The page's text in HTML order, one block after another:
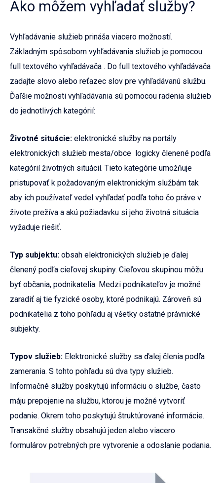
Ako môžem vyhľadať služby?
Vyhľadávanie služieb prináša viacero možností.
Základným spôsobom vyhľadávania služieb je pomocou
full textového vyhľadávača . Do full textového vyhľadávača
zadajte slovo alebo reťazec slov pre vyhľadávanú službu.
Ďaľšie možnosti vyhľadávania sú pomocou radenia služieb
do jednotlivých kategórií:
Životné situácie: elektronické služby na portály
elektronických služieb mesta/obce logicky členené podľa
kategórií životných situácií. Tieto kategórie umožňuje
pristupovať k požadovaným elektronickým službám tak
aby ich používateľ vedel vyhľadať podľa toho čo práve v
živote prežíva a akú požiadavku si jeho životná situácia
vyžaduje riešiť.
Typ subjektu: obsah elektronických služieb je ďalej
členený podľa cieľovej skupiny. Cieľovou skupinou môžu
byť občania, podnikatelia. Medzi podnikateľov je možné
zaradiť aj tie fyzické osoby, ktoré podnikajú. Zároveň sú
podnikatelia z toho pohľadu aj všetky ostatné právnické
subjekty.
Typov služieb: Elektronické služby sa ďalej členia podľa
zamerania. S tohto pohľadu sú dva typy služieb.
Informačné služby poskytujú informáciu o službe, často
máju prepojenie na službu, ktorou je možné vytvoriť
podanie. Okrem toho poskytujú štruktúrované informácie.
Transakčné služby obsahujú jeden alebo viacero
formulárov potrebných pre vytvorenie a odoslanie podania.